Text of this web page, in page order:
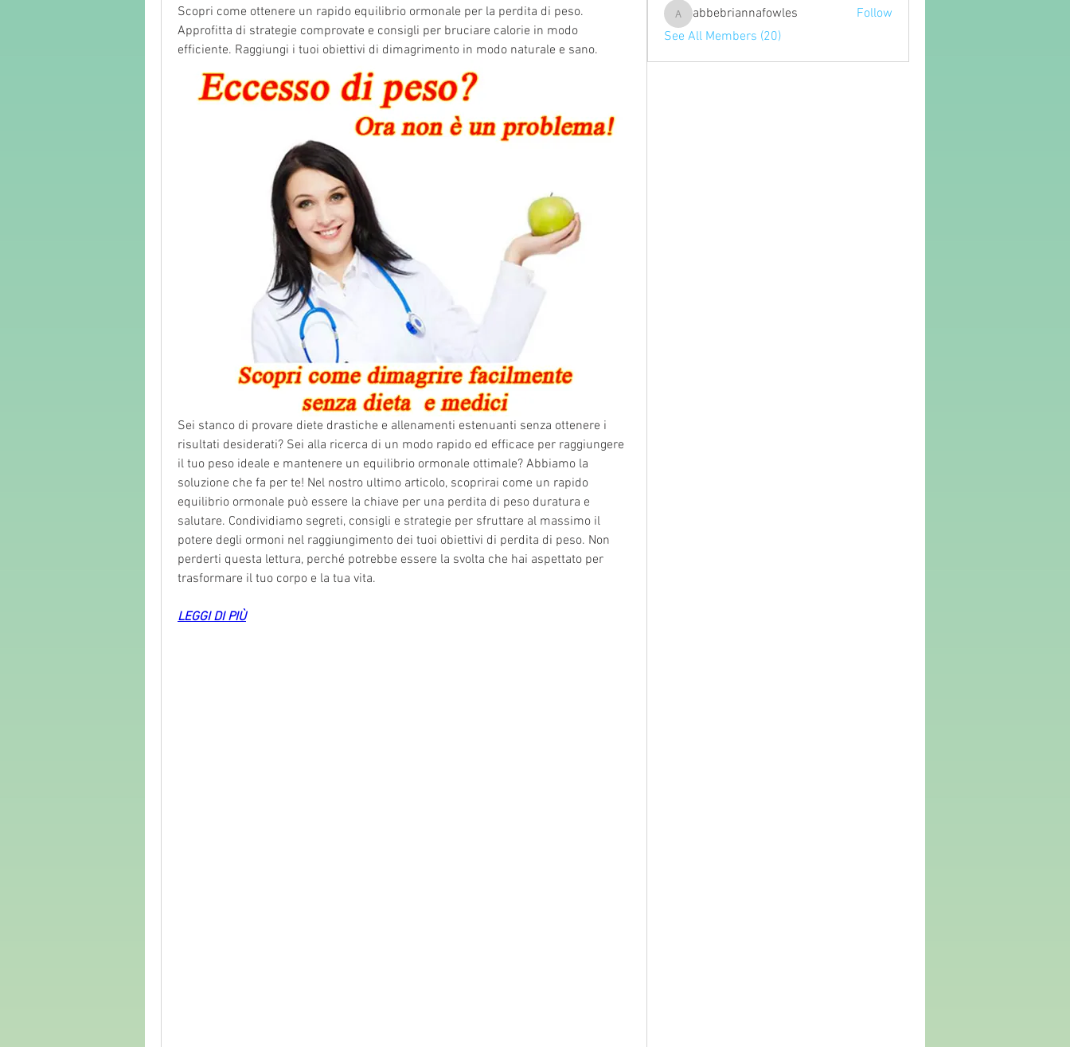
Scopri come ottenere un rapido equilibrio ormonale per la perdita di peso.
Approfitta di strategie comprovate e consigli per bruciare calorie in modo
efficiente. Raggiungi i tuoi obiettivi di dimagrimento in modo naturale e sano.
Sei stanco di provare diete drastiche e allenamenti estenuanti senza ottenere i
risultati desiderati? Sei alla ricerca di un modo rapido ed efficace per raggiungere
il tuo peso ideale e mantenere un equilibrio ormonale ottimale? Abbiamo la
soluzione che fa per te! Nel nostro ultimo articolo, scoprirai come un rapido
equilibrio ormonale può essere la chiave per una perdita di peso duratura e
salutare. Condividiamo segreti, consigli e strategie per sfruttare al massimo il
potere degli ormoni nel raggiungimento dei tuoi obiettivi di perdita di peso. Non
perderti questa lettura, perché potrebbe essere la svolta che hai aspettato per
trasformare il tuo corpo e la tua vita.
LEGGI DI PIÙ
abbebriannafowles
abbebriannafowles
Follow
See All Members (20)